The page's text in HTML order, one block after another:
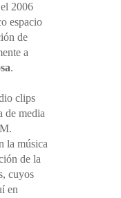
2006
espacio
de
a
.
clips
de media
la música
de la
cuyos
en